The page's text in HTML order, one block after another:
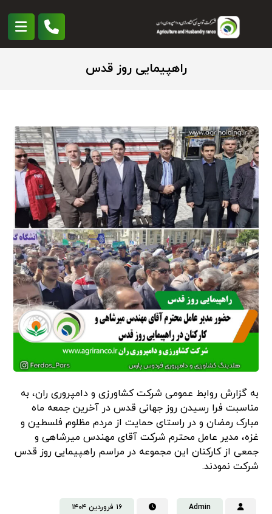
راهپیمایی روز قدس
به گزارش روابط عمومی شرکت کشاورزی و دامپروری ران، به
مناسبت فرا رسیدن روز جهانی قدس در آخرین جمعه ماه
مبارک رمضان و در راستای حمایت از مردم مظلوم فلسطین و
غزه، مدیر عامل محترم شرکت آقای مهندس میرشاهی و
جمعی از کارکنان این مجموعه در مراسم راهپیمایی روز قدس
شرکت نمودند.
Admin ۱۶ فروردین ۱۴۰۴